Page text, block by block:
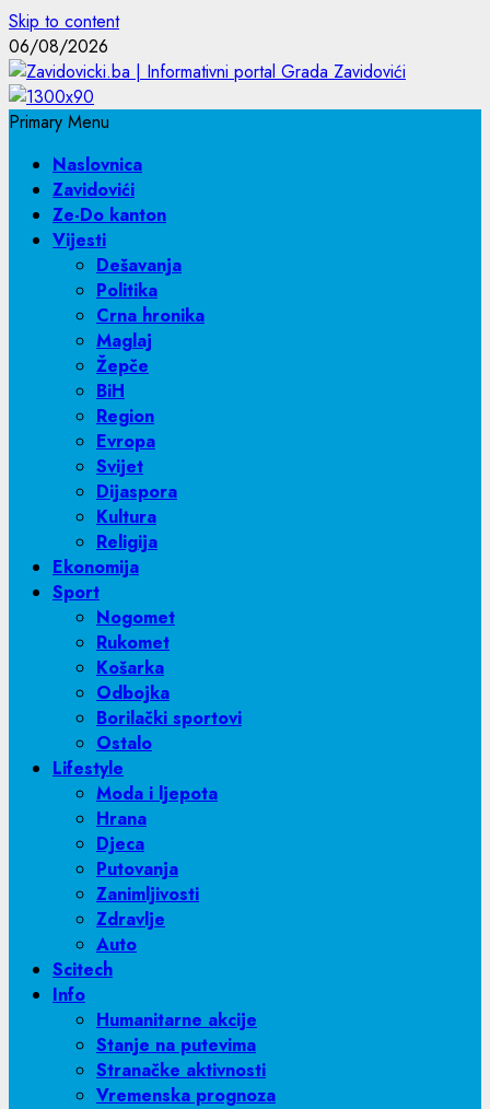
Skip to content
06/08/2026
Primary Menu
Naslovnica
Zavidovići
Ze-Do kanton
Vijesti
Dešavanja
Politika
Crna hronika
Maglaj
Žepče
BiH
Region
Evropa
Svijet
Dijaspora
Kultura
Religija
Ekonomija
Sport
Nogomet
Rukomet
Košarka
Odbojka
Borilački sportovi
Ostalo
Lifestyle
Moda i ljepota
Hrana
Djeca
Putovanja
Zanimljivosti
Zdravlje
Auto
Scitech
Info
Humanitarne akcije
Stanje na putevima
Stranačke aktivnosti
Vremenska prognoza